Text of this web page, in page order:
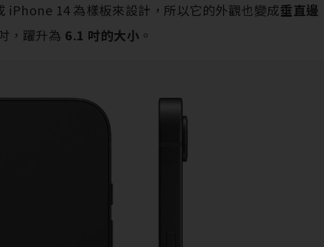
iPhone 14 為樣板來設計，所以它的外觀也變成垂直邊
，躍升為 6.1 吋的大小 。